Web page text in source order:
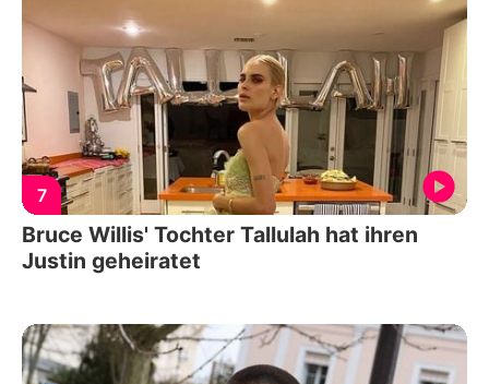
7
Bruce Willis' Tochter Tallulah hat ihren
Justin geheiratet